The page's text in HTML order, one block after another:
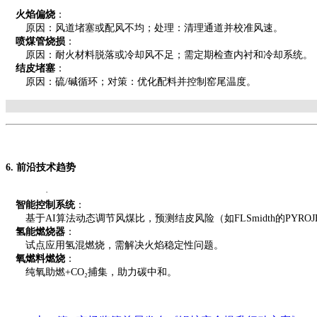
火焰偏烧 ：
原因：风道堵塞或配风不均；处理：清理通道并校准风速。
喷煤管烧损 ：
原因：耐火材料脱落或冷却风不足；需定期检查内衬和冷却系统。
结皮堵塞 ：
原因：硫/碱循环；对策：优化配料并控制窑尾温度。
6. 前沿技术趋势
·
智能控制系统：
基于AI算法动态调节风煤比，预测结皮风险（如FLSmidth的
氢能燃烧器 ：
试点应用氢混燃烧，需解决火焰稳定性问题。
氧燃料燃烧 ：
纯氧助燃+CO₂捕集，助力碳中和。